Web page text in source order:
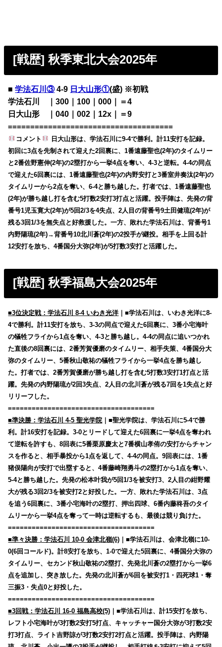
[戦歴] 秋季東北大会2025年
■学法石川③4-9 日大山形①(盛) ※初戦
学法石川 ｜300｜100｜000｜＝4
日大山形 ｜040｜002｜12x｜＝9
=====================================
コメント
日大山形は、学法石川に9-4で勝利。計11安打を記録。
初回に3点を先制されて迎えた2回裏に、1番遠藤聖也(2年)のタイムリー
と2番佐野憲伸(2年)の2塁打から一挙4点を奪い、4-3と逆転。4-4の同点
で迎えた6回裏には、1番遠藤聖也(2年)の内野安打と3番室井奏汰(2年)の
タイムリーから2点を奪い、6-4と勝ち越した。打者では、1番遠藤聖也
(2年)が勝ち越し打を含む5打数2安打3打点と活躍。投手陣は、先発の背
番号1児玉寛大(2年)が5回2/3を4失点、2人目の背番号9土田健琉(2年)が
残る3回1/3を無失点と好救援した。一方、敗れた学法石川は、背番号1
内野陽琉(2年)→背番号10北川蒼(2年)の2投手が継投。相手を上回る計
12安打を放ち、4番国分大弥(2年)が5打数3安打と活躍した。
[戦歴] 秋季福島大会2025年
■3位決定戦：学法石川 8-4 いわき光洋｜■学法石川は、いわき光洋に8-
4で勝利。計11安打を放ち、3-3の同点で迎えた6回裏に、3番小宅海叶
の犠牲フライから1点を奪い、4-3と勝ち越し。4-4の同点に追いつかれ
た直後の8回裏には、2番芳賀優磨のタイムリー、相手失策、4番国分大
弥のタイムリー、5番秋山敬祐の犠牲フライから一挙4点を勝ち越し
た。打者では、2番芳賀優磨が勝ち越し打を含む5打数3安打1打点と活
躍。先発の内野陽琉が2回3失点、2人目の北川蒼が残る7回を1失点と好
リリーフした。
=====================================
■準決勝：学法石川 4-5 聖光学院 ｜■聖光学院は、学法石川に5-4で勝
利。計16安打を記録。3-0とリードして迎えた6回裏に一挙4点を奪われ
て逆転を許すも、8回表に5番栗原慶太と7番横山孝侑の安打からチャン
スを作ると、相手暴投から1点を返して、4-4の同点。9回表には、1番
猪俣陽向が安打で出塁すると、4番藤崎翔勇斗の2塁打から1点を奪い、
5-4と勝ち越した。先発の松本叶我が5回1/3を被安打3、2人目の紺野耀
大が残る3回2/3を被安打2と好投した。一方、敗れた学法石川は、3点
を追う6回裏に、3番小宅海叶の2塁打、押出四球、6番内藤柊吾のタイ
ムリーから一挙4点を奪って一時は逆転するも、最後は競り負けた。
=====================================
■準々決勝：学法石川 10-0 会津北嶺(6) ｜■学法石川は、会津北嶺に10-
0(6回コールド)。計8安打を放ち、1-0で迎えた5回裏に、4番国分大弥の
タイムリー、セカンド秋山敬祐の2塁打、先発北川蒼の2塁打から一挙6
点を追加し、突き放した。先発の北川蒼が6回を被安打1・四死球1・奪
三振3・失点0と好投した。
=====================================
■3回戦：学法石川 16-0 福島高校(5) ｜■学法石川は、計15安打を放ち、
レフト小宅海叶が3打数2安打5打点、キャッチャー国分大弥が3打数2安
打3打点、ライト吉野諒が3打数2安打2打点と活躍。投手陣は、内野陽